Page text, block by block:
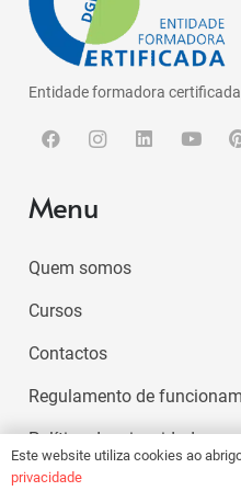
Entidade formadora certificada
Menu
Quem somos
Cursos
Contactos
Regulamento de
Política de privacidade
Este website utiliza cookies ao
privacidade